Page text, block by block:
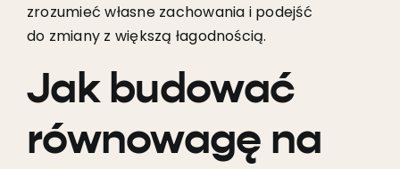
zrozumieć własne zachowania i podejść
do zmiany z większą łagodnością.
Jak budować
równowagę na